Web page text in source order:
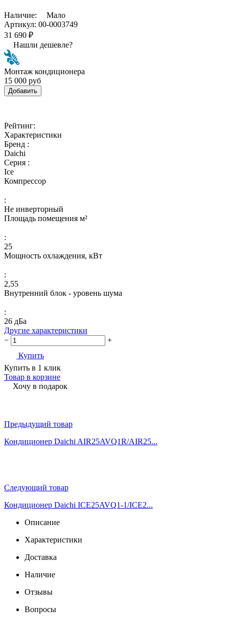
Наличие:
Мало
Артикул: 00-0003749
31 690 ₽
Нашли дешевле?
Монтаж кондиционера
15 000 руб
Добавить
Рейтинг:
Характеристики
Бренд :
Daichi
Серия :
Ice
Компрессор
:
Не инверторный
Площадь помещения м²
:
25
Мощность охлаждения, кВт
:
2,55
Внутренний блок - уровень шума
:
26 дБа
Другие характеристики
−
+
Купить
Купить в 1 клик
Товар в корзине
Хочу в подарок
Предыдущий товар
Кондиционер Daichi AIR25AVQ1R/AIR25...
Следующий товар
Кондиционер Daichi ICE25AVQ1-1/ICE2...
Описание
Характеристики
Доставка
Наличие
Отзывы
Вопросы